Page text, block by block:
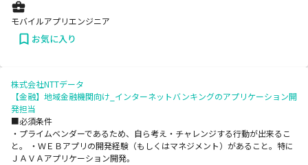
モバイルアプリエンジニア
お気に入り
株式会社NTTデータ
【金融】地域金融機関向け_インターネットバンキングのアプリケーション開
発担当
■必須条件
・プライムベンダーであるため、自ら考え・チャレンジする行動が出来るこ
と。 ・ＷＥＢアプリの開発経験（もしくはマネジメント）があること。特に
ＪＡＶＡアプリケーション開発。